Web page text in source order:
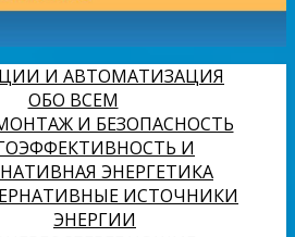
И АВТОМАТИЗАЦИЯ
ОБО ВСЕМ
И БЕЗОПАСНОСТЬ
И
ЭНЕРГЕТИКА
ИСТОЧНИКИ
ЭНЕРГИИ